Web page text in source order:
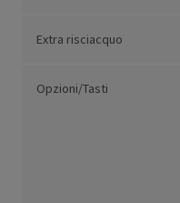
Extra risciacquo
Opzioni/Tasti